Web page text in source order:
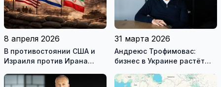
8 апреля 2026
В противостоянии США и
Израиля против Ирана
перемирие
31 марта 2026
Андреюс Трофимовас:
бизнес в Украине растёт